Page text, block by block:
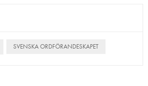
SVENSKA ORDFÖRANDESKAPET